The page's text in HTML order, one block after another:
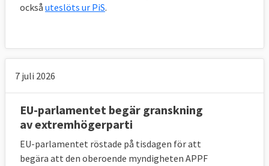
också uteslöts ur PiS.
7 juli 2026
EU-parlamentet begär granskning
av extremhögerparti
EU-parlamentet röstade på tisdagen för att
begära att den oberoende myndigheten APPF